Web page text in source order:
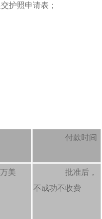
护照申请表；
付款时间
美
批准后，
不成功不收费